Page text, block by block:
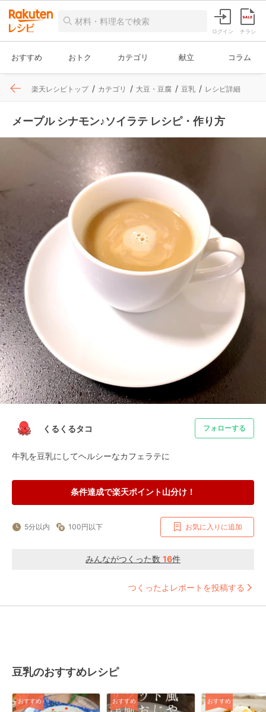
ログイン チラシ
おすすめ おトク カテゴリ 献立 コラム
楽天レシピトップ カテゴリ 大豆・豆腐 豆乳 レシピ詳細
メープル シナモン♪ソイラテ レシピ・作り方
くるくるタコ フォローする
牛乳を豆乳にしてヘルシーなカフェラテに
条件達成で楽天ポイント山分け！
5分以内 100円以下 お気に入りに追加
みんながつくった数 16件
つくったよレポートを投稿する
豆乳のおすすめレシピ
おすすめ おすすめ おすすめ